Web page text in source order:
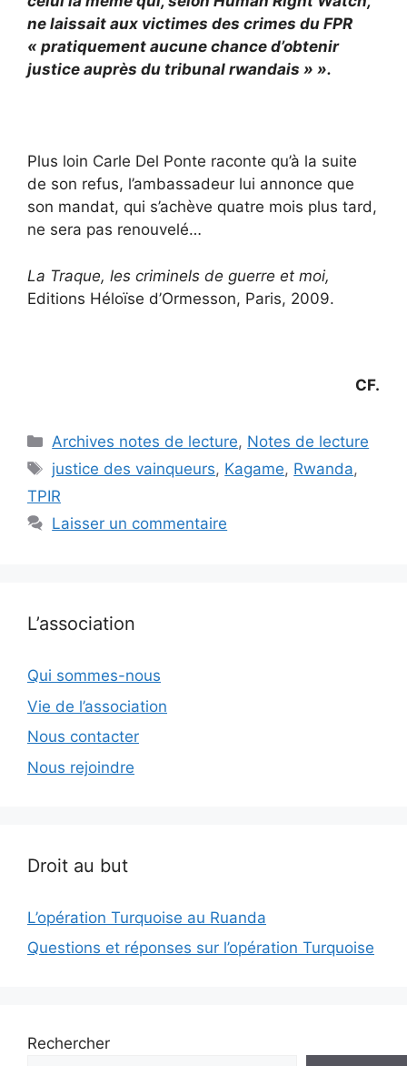
ne laissait aux victimes des crimes du FPR
« pratiquement aucune chance d’obtenir
justice auprès du tribunal rwandais » ».
Plus loin Carle Del Ponte raconte qu’à la suite
de son refus, l’ambassadeur lui annonce que
son mandat, qui s’achève quatre mois plus tard,
ne sera pas renouvelé…
La Traque, les criminels de guerre et moi,
Editions Héloïse d’Ormesson, Paris, 2009.
CF.
Catégories
Archives notes de lecture, Notes de lecture
Étiquettes
justice des vainqueurs, Kagame, Rwanda,
TPIR
Laisser un commentaire
L’association
Qui sommes-nous
Vie de l’association
Nous contacter
Nous rejoindre
Droit au but
L’opération Turquoise au Ruanda
Questions et réponses sur l’opération Turquoise
Rechercher